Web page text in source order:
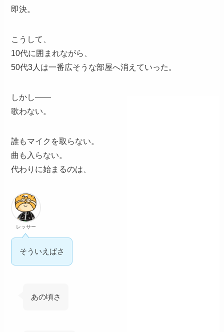
即決。
こうして、
10代に囲まれながら、
50代3人は一番広そうな部屋へ消えていった。
しかし——
歌わない。
誰もマイクを取らない。
曲も入らない。
代わりに始まるのは、
レッサー
そういえばさ
あの頃さ